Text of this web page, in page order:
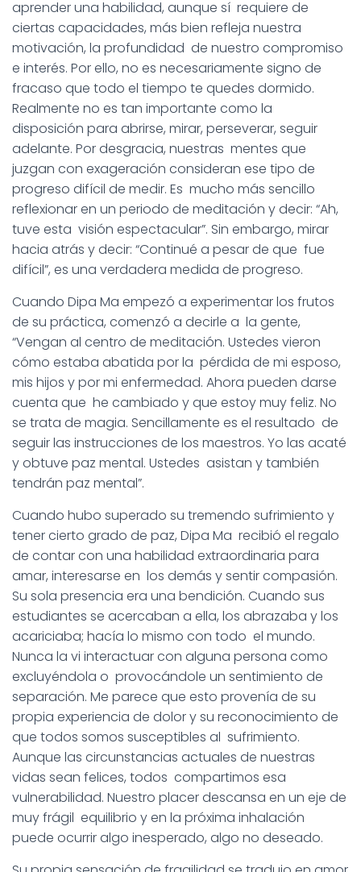
aprender una habilidad, aunque sí requiere de
ciertas capacidades, más bien refleja nuestra
motivación, la profundidad de nuestro compromiso
e interés. Por ello, no es necesariamente signo de
fracaso que todo el tiempo te quedes dormido.
Realmente no es tan importante como la
disposición para abrirse, mirar, perseverar, seguir
adelante. Por desgracia, nuestras mentes que
juzgan con exageración consideran ese tipo de
progreso difícil de medir. Es mucho más sencillo
reflexionar en un periodo de meditación y decir: “Ah,
tuve esta visión espectacular”. Sin embargo, mirar
hacia atrás y decir: “Continué a pesar de que fue
difícil”, es una verdadera medida de progreso.
Cuando Dipa Ma empezó a experimentar los frutos
de su práctica, comenzó a decirle a la gente,
“Vengan al centro de meditación. Ustedes vieron
cómo estaba abatida por la pérdida de mi esposo,
mis hijos y por mi enfermedad. Ahora pueden darse
cuenta que he cambiado y que estoy muy feliz. No
se trata de magia. Sencillamente es el resultado de
seguir las instrucciones de los maestros. Yo las acaté
y obtuve paz mental. Ustedes asistan y también
tendrán paz mental”.
Cuando hubo superado su tremendo sufrimiento y
tener cierto grado de paz, Dipa Ma recibió el regalo
de contar con una habilidad extraordinaria para
amar, interesarse en los demás y sentir compasión.
Su sola presencia era una bendición. Cuando sus
estudiantes se acercaban a ella, los abrazaba y los
acariciaba; hacía lo mismo con todo el mundo.
Nunca la vi interactuar con alguna persona como
excluyéndola o provocándole un sentimiento de
separación. Me parece que esto provenía de su
propia experiencia de dolor y su reconocimiento de
que todos somos susceptibles al sufrimiento.
Aunque las circunstancias actuales de nuestras
vidas sean felices, todos compartimos esa
vulnerabilidad. Nuestro placer descansa en un eje de
muy frágil equilibrio y en la próxima inhalación
puede ocurrir algo inesperado, algo no deseado.